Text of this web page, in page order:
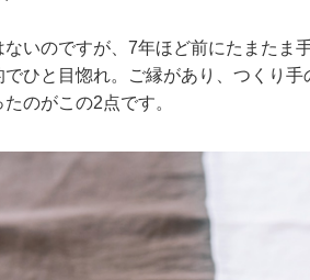
いのですが、7年ほど前にたまたま
ひと目惚れ。ご縁があり、つくり
のがこの2点です。